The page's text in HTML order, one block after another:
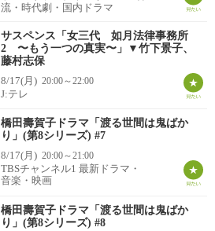
流・時代劇・国内ドラマ
サスペンス「女三代 如月法律事務所
2 〜もう一つの真実〜」▼竹下景子、
藤村志保
8/17(月) 20:00～22:00
J:テレ
橋田壽賀子ドラマ「渡る世間は鬼ばか
り」(第8シリーズ) #7
8/17(月) 20:00～21:00
TBSチャンネル1 最新ドラマ・
音楽・映画
橋田壽賀子ドラマ「渡る世間は鬼ばか
り」(第8シリーズ) #8